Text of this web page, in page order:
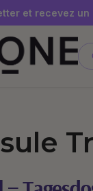
minimum – dans
et recevez un
à nos